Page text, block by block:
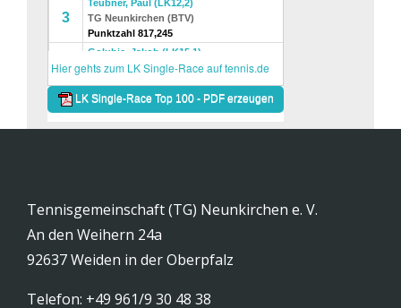
Tennisgemeinschaft (TG) Neunkirchen e. V.
An den Weihern 24a
92637 Weiden in der Oberpfalz
Telefon: +49 961/9 30 48 38